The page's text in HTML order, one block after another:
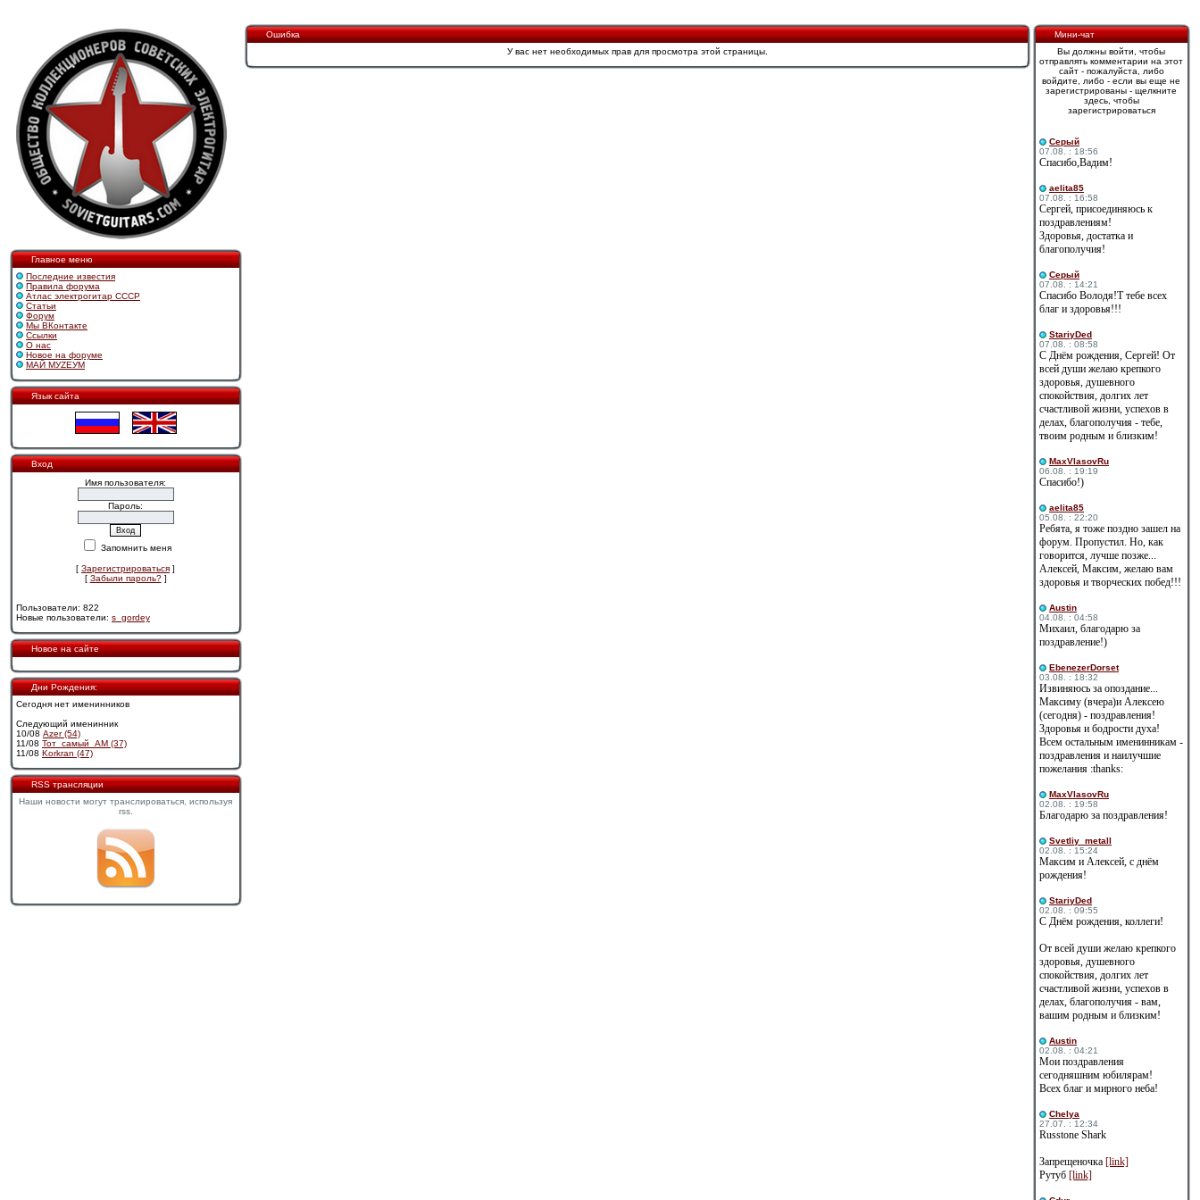
Главное меню
Последние известия
Правила форума
Атлас электрогитар СССР
Статьи
Форум
Мы ВКонтакте
Ссылки
О нас
Новое на форуме
МАЙ МУZЕУМ
Язык сайта
Вход
Имя пользователя:
Пароль:
Запомнить меня
[ Зарегистрироваться ]
[ Забыли пароль?]
Пользователи: 822
Новые пользователи: s_gordey
Новое на сайте
Дни Рождения:
Сегодня нет именинников
Следующий именинник
10/08 Azer (54)
11/08 Тот_самый_АМ (37)
11/08 Korkran (47)
RSS трансляции
Наши новости могут транслироваться, используя
rss.
Ошибка
У вас нет необходимых прав для просмотра этой страницы.
Мини-чат
Вы должны войти, чтобы
отправлять комментарии на этот
сайт - пожалуйста, либо
войдите, либо - если вы еще не
зарегистрированы - щелкните
здесь, чтобы
зарегистрироваться
Cерый
07.08. : 18:56
Спасибо,Вадим!
aelita85
07.08. : 16:58
Сергей, присоединяюсь к
поздравлениям!
Здоровья, достатка и
благополучия!
Cерый
07.08. : 14:21
Спасибо Володя!Т тебе всех
благ и здоровья!!!
StariyDed
07.08. : 08:58
С Днём рождения, Сергей! От
всей души желаю крепкого
здоровья, душевного
спокойствия, долгих лет
счастливой жизни, успехов в
делах, благополучия - тебе,
твоим родным и близким!
MaxVlasovRu
06.08. : 19:19
Спасибо!)
aelita85
05.08. : 22:20
Ребята, я тоже поздно зашел на
форум. Пропустил. Но, как
говорится, лучше позже...
Алексей, Максим, желаю вам
здоровья и творческих побед!!!
Austin
04.08. : 04:58
Михаил, благодарю за
поздравление!)
EbenezerDorset
03.08. : 18:32
Извиняюсь за опоздание...
Максиму (вчера)и Алексею
(сегодня) - поздравления!
Здоровья и бодрости духа!
Всем остальным именинникам -
поздравления и наилучшие
пожелания :thanks:
MaxVlasovRu
02.08. : 19:58
Благодарю за поздравления!
Svetliy_metall
02.08. : 15:24
Максим и Алексей, с днём
рождения!
StariyDed
02.08. : 09:55
С Днём рождения, коллеги!
От всей души желаю крепкого
здоровья, душевного
спокойствия, долгих лет
счастливой жизни, успехов в
делах, благополучия - вам,
вашим родным и близким!
Austin
02.08. : 04:21
Мои поздравления
сегодняшним юбилярам!
Всех благ и мирного неба!
Сhelya
27.07. : 12:34
Russtone Shark
Запрещеночка [link]
Рутуб [link]